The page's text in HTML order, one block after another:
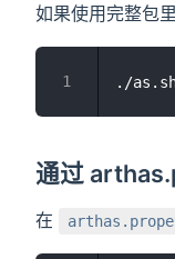
如果使用完整包
./
通过
在